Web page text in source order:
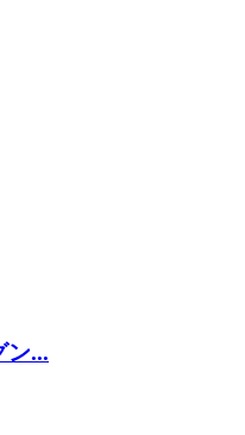
ン...